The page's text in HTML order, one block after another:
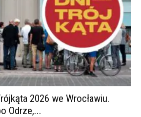
2026 we Wrocławiu.
Odrze,...